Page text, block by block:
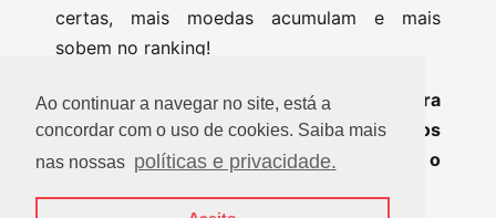
Ao continuar a navegar no site, está a
concordar com o uso de cookies. Saiba mais
nas nossas políticas e privacidade.
certas, mais moedas acumulam e mais
sobem no ranking!
🍀 Acompanhe as nossas redes sociais para
não perder os resultados dos próximos
rankings interturmas do No Poupar Está o